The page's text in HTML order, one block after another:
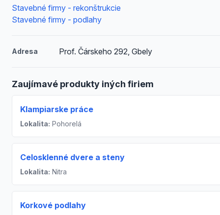
Stavebné firmy - rekonštrukcie
Stavebné firmy - podlahy
Adresa Prof. Čárskeho 292, Gbely
Zaujímavé produkty iných firiem
Klampiarske práce
Lokalita: Pohorelá
Celosklenné dvere a steny
Lokalita: Nitra
Korkové podlahy